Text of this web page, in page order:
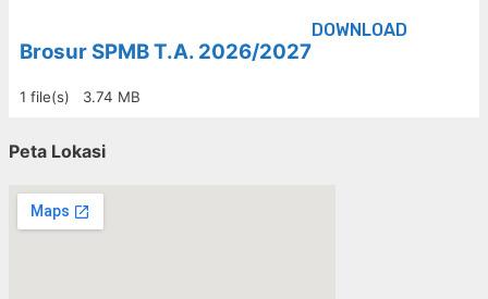
Brosur SPMB T.A. 2026/2027
1 file(s) 3.74 MB
DOWNLOAD
Peta Lokasi